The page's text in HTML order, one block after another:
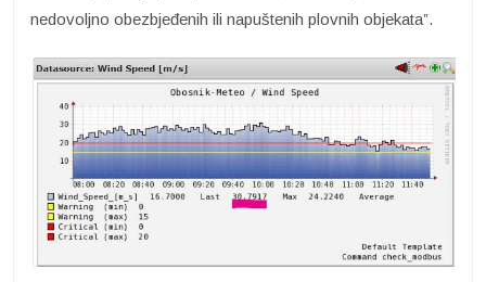
nedovoljno obezbjeđenih ili napuštenih plovnih objekata”.